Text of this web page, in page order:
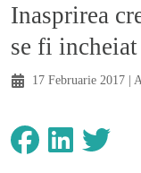
Inasprirea
se fi incheiat
17 Februarie 2017 |